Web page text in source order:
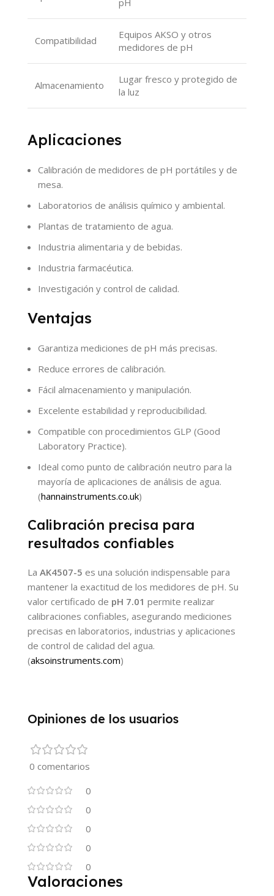
Compatibilidad
Equipos AKSO y otros
medidores de pH
Almacenamiento
Lugar fresco y protegido de
la luz
Aplicaciones
Calibración de medidores de pH portátiles y de
mesa.
Laboratorios de análisis químico y ambiental.
Plantas de tratamiento de agua.
Industria alimentaria y de bebidas.
Industria farmacéutica.
Investigación y control de calidad.
Ventajas
Garantiza mediciones de pH más precisas.
Reduce errores de calibración.
Fácil almacenamiento y manipulación.
Excelente estabilidad y reproducibilidad.
Compatible con procedimientos GLP (Good
Laboratory Practice).
Ideal como punto de calibración neutro para la
mayoría de aplicaciones de análisis de agua.
(hannainstruments.co.uk)
Calibración precisa para
resultados confiables
La AK4507-5 es una solución indispensable para
mantener la exactitud de los medidores de pH. Su
valor certificado de pH 7.01 permite realizar
calibraciones confiables, asegurando mediciones
precisas en laboratorios, industrias y aplicaciones
de control de calidad del agua.
(aksoinstruments.com)
Opiniones de los usuarios
0 comentarios
0
0
0
0
0
Valoraciones